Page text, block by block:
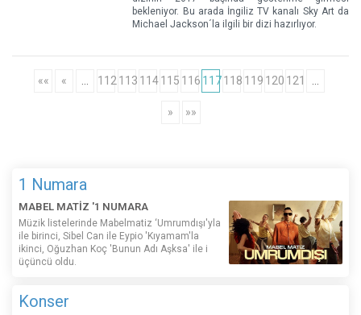
bekleniyor. Bu arada İngiliz TV kanalı Sky Art da
Michael Jackson´la ilgili bir dizi hazırlıyor.
«« « 112 113 114115 116 117118 119 120 121
» »»
1 Numara
MABEL MATİZ '1 NUMARA
Müzik listelerinde Mabelmatiz ‘Umrumdışı'yla
ile birinci, Sibel Can ile Eypio 'Kıyamam'la
ikinci, Oğuzhan Koç 'Bunun Adı Aşksa' ile i
üçüncü oldu.
Konser